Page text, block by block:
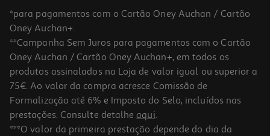
*para pagamentos com o Cartão Oney Auchan / Cartão
Oney Auchan+.
**Campanha Sem Juros para pagamentos com o Cartão
Oney Auchan / Cartão Oney Auchan+, em todos os
produtos assinalados na Loja de valor igual ou superior a
75€. Ao valor da compra acresce Comissão de
Formalização até 6% e Imposto do Selo, incluídos nas
prestações. Consulte detalhe aqui.
***O valor da primeira prestação depende do dia da